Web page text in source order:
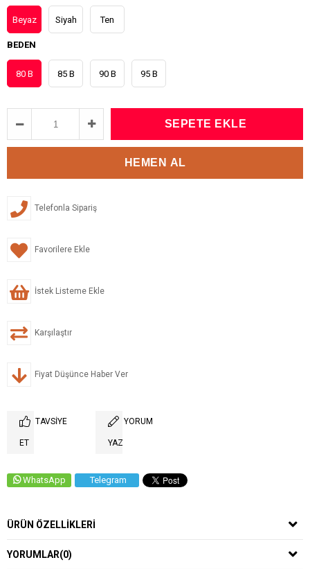
Beyaz Siyah Ten
BEDEN
80 B 85 B 90 B 95 B
Telefonla Sipariş
Favorilere Ekle
İstek Listeme Ekle
Karşılaştır
Fiyat Düşünce Haber Ver
TAVSIYE
ET
YORUM
YAZ
WhatsApp Telegram
ÜRÜN ÖZELLIKLERI
YORUMLAR(0)